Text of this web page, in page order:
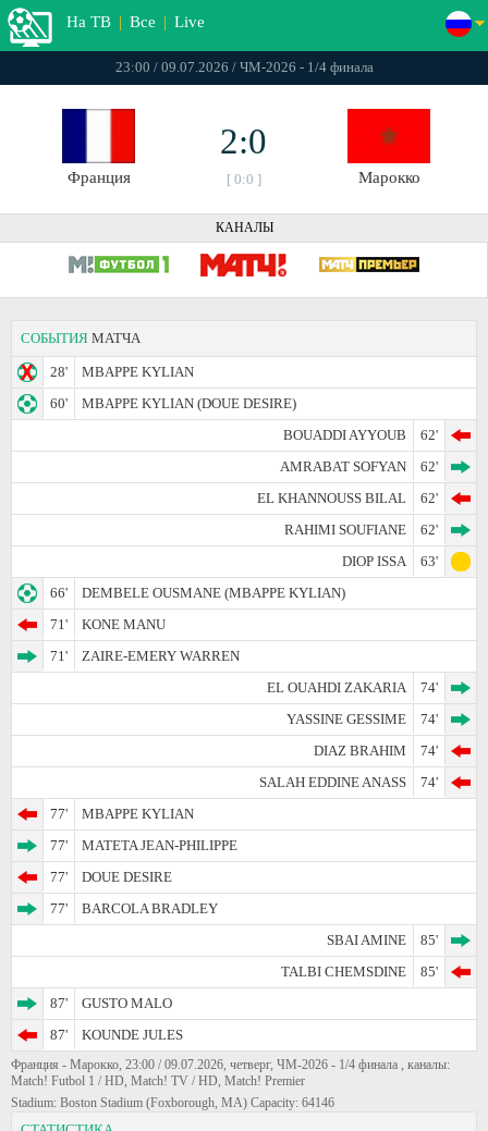
На ТВ | Все | Live
23:00 / 09.07.2026 / ЧМ-2026 - 1/4 финала
Франция
2:0
[ 0:0 ] Марокко
КАНАЛЫ
СОБЫТИЯ МАТЧА
28'
MBAPPE KYLIAN
60'
MBAPPE KYLIAN (DOUE DESIRE)
BOUADDI AYYOUB
62'
AMRABAT SOFYAN
62'
EL KHANNOUSS BILAL
62'
RAHIMI SOUFIANE
62'
DIOP ISSA
63'
66'
DEMBELE OUSMANE (MBAPPE KYLIAN)
71'
KONE MANU
71'
ZAIRE-EMERY WARREN
EL OUAHDI ZAKARIA
74'
YASSINE GESSIME
74'
DIAZ BRAHIM
74'
SALAH EDDINE ANASS
74'
77'
MBAPPE KYLIAN
77'
MATETA JEAN-PHILIPPE
77'
DOUE DESIRE
77'
BARCOLA BRADLEY
SBAI AMINE
85'
TALBI CHEMSDINE
85'
87'
GUSTO MALO
87'
KOUNDE JULES
Франция - Марокко, 23:00 / 09.07.2026, четверг, ЧМ-2026 - 1/4 финала , каналы:
Match! Futbol 1 / HD, Match! TV / HD, Match! Premier
Stadium: Boston Stadium (Foxborough, MA) Capacity: 64146